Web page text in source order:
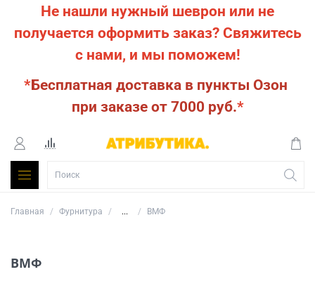
Не нашли нужный шеврон или не
получается оформить заказ? Свяжитесь
с нами, и мы поможем!
*Бесплатная доставка в пункты Озон
при заказе от 7000 руб.*
Главная Фурнитура ... ВМФ
ВМФ